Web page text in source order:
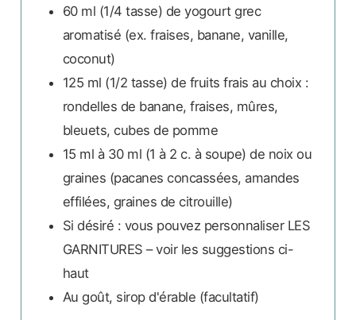
60 ml (1/4 tasse) de yogourt grec
aromatisé (ex. fraises, banane, vanille,
coconut)
125 ml (1/2 tasse) de fruits frais au choix :
rondelles de banane, fraises, mûres,
bleuets, cubes de pomme
15 ml à 30 ml (1 à 2 c. à soupe) de noix ou
graines (pacanes concassées, amandes
effilées, graines de citrouille)
Si désiré : vous pouvez personnaliser LES
GARNITURES – voir les suggestions ci-
haut
Au goût, sirop d'érable (facultatif)